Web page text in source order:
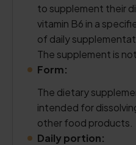
to supplement their
vitamin B6 in a
of daily
The supplement is
Form:
The dietary
intended for
other food products.
Daily portion: